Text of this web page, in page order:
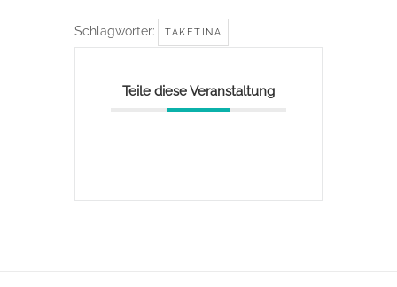
Schlagwörter: TAKETINA
Teile diese Veranstaltung